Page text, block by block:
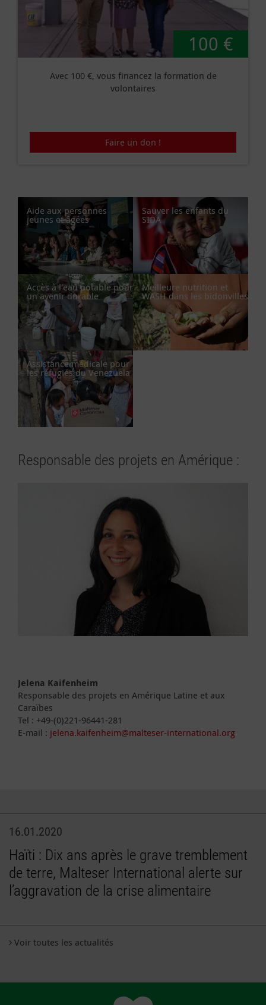
100 €
Avec 100 €, vous financez la formation de
volontaires
Faire un don !
Aide aux personnes
jeunes et âgées
Sauver les enfants du
SIDA
Accès à l'eau potable pour
un avenir durable
Meilleure nutrition et
WASH dans les bidonvilles
Assistance médicale pour
les réfugiés du Venezuela
Responsable des projets en Amérique :
Jelena Kaifenheim
Responsable des projets en Amérique Latine et aux
Caraïbes
Tel : +49-(0)221-96441-281
E-mail : jelena.kaifenheim@malteser-international.org
16.01.2020
Haïti : Dix ans après le grave tremblement
de terre, Malteser International alerte sur
l’aggravation de la crise alimentaire
Voir toutes les actualités